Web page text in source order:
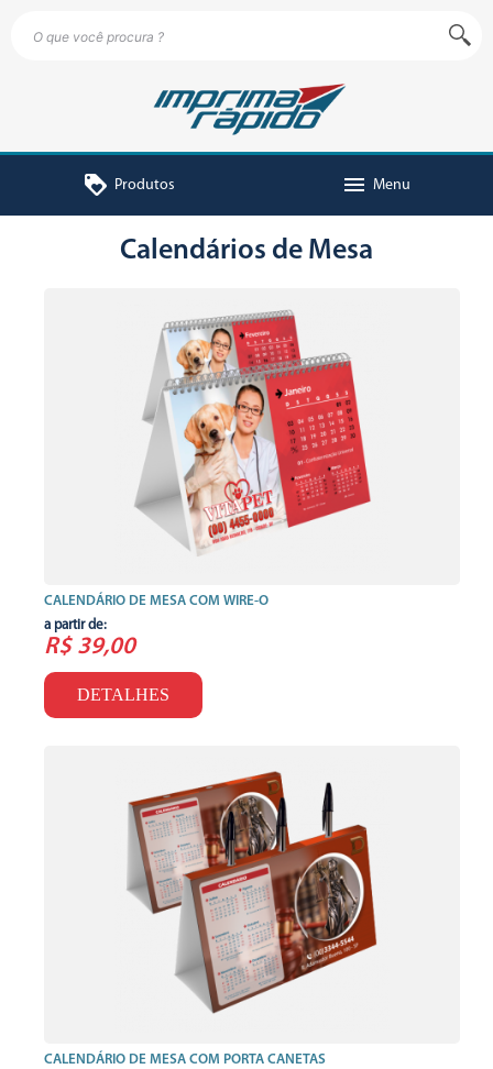
loyalty Produtos menu Menu
Calendários de Mesa
CALENDÁRIO DE MESA COM WIRE-O
a partir de:
R$ 39,00
DETALHES
CALENDÁRIO DE MESA COM PORTA CANETAS